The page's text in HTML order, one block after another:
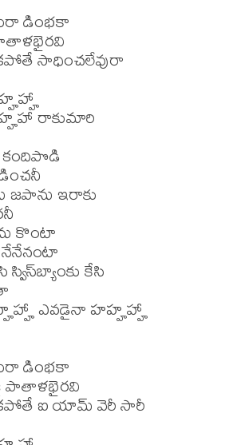
సాధించలేవురా
రాకుమారి
ఇరాకు
కొంటా
నేనేనంటా
కేసి
ఎవడైనా హహ్హహ్హా
పాతాళభైరవి
ఐ యామ్ వెరీ సారీ